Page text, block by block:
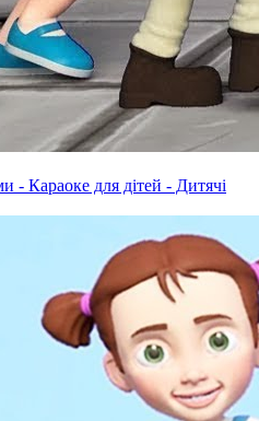
- Караоке для дітей - Дитячі